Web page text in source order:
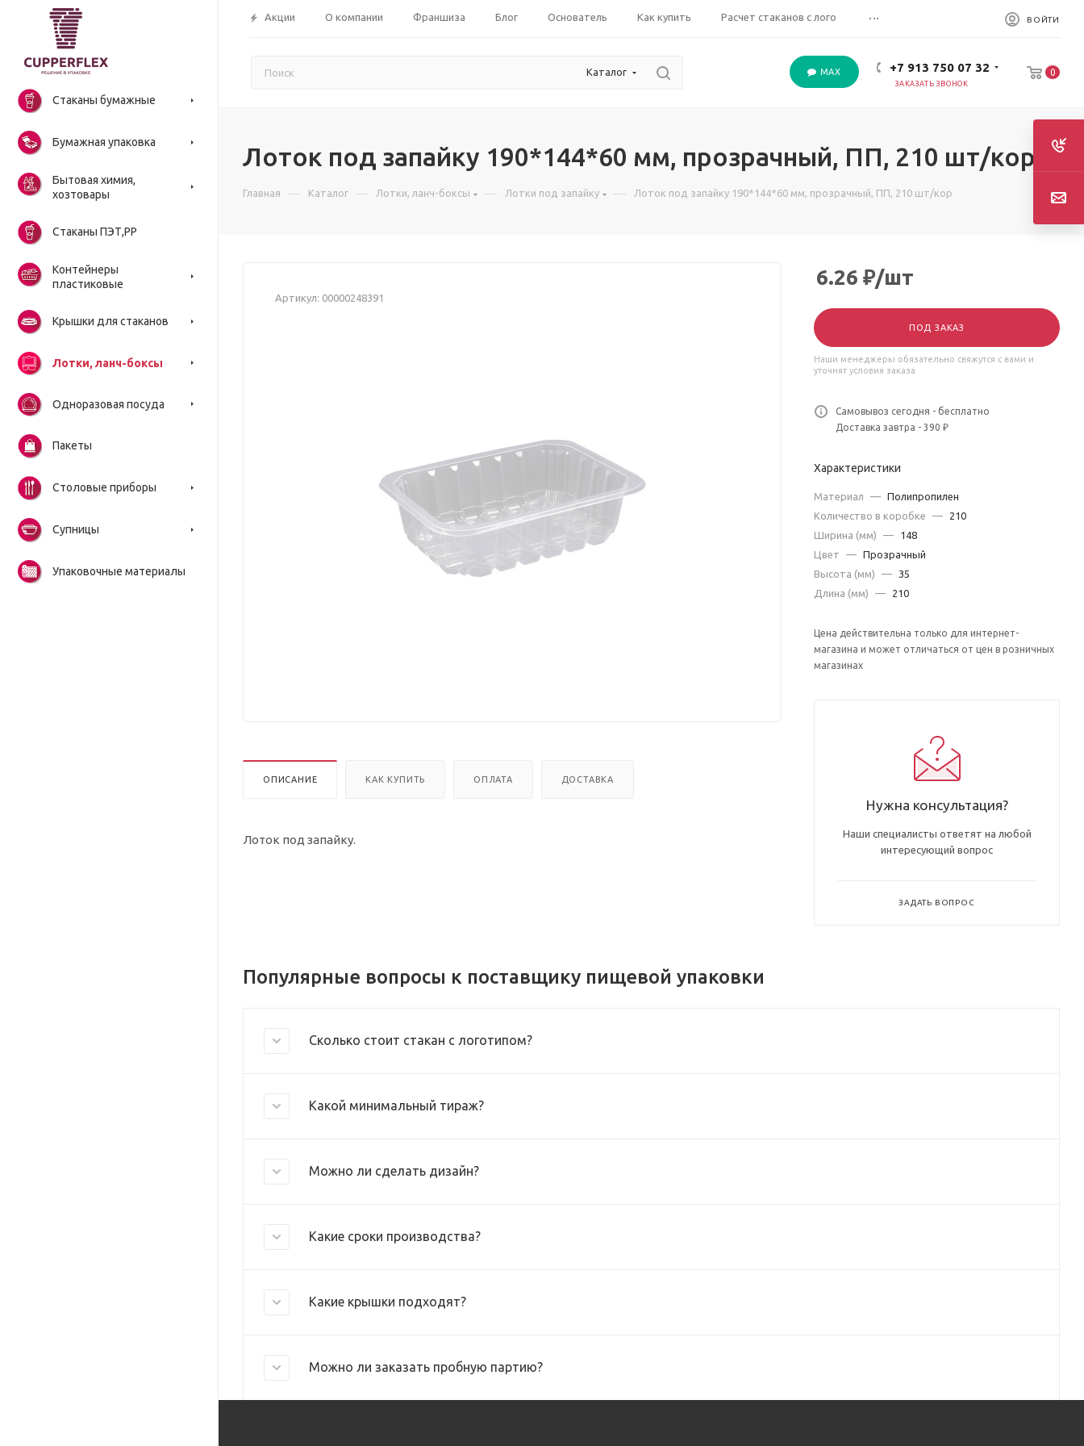
Акции О компании Франшиза Блог Основатель Как купить Расчет стаканов с лого ... ВОЙТИ
Каталог MAX +7 913 750 07 32
ЗАКАЗАТЬ ЗВОНОК
0
Стаканы бумажные
Бумажная упаковка
Бытовая химия,
хозтовары
Стаканы ПЭТ,РР
Контейнеры
пластиковые
Крышки для стаканов
Лотки, ланч-боксы
Одноразовая посуда
Пакеты
Столовые приборы
Супницы
Упаковочные материалы
Лоток под запайку 190*144*60 мм, прозрачный, ПП, 210 шт/кор
Главная — Каталог — Лотки, ланч-боксы — Лотки под запайку — Лоток под запайку 190*144*60 мм, прозрачный, ПП, 210 шт/кор
Артикул: 00000248391
ОПИСАНИЕ КАК КУПИТЬ ОПЛАТА ДОСТАВКА
Лоток под запайку.
6.26 ₽/шт
ПОД ЗАКАЗ
Наши менеджеры обязательно свяжутся с вами и
уточнят условия заказа
Самовывоз сегодня - бесплатно
Доставка завтра - 390 ₽
Характеристики
Материал — Полипропилен
Количество в коробке
—
210
Ширина (мм)
—
148
Цвет
— Прозрачный
Высота (мм)
—
35
Длина (мм)
— 210
Цена действительна только для интернет-
магазина и может отличаться от цен в розничных
магазинах
Нужна консультация?
Наши специалисты ответят на любой
интересующий вопрос
ЗАДАТЬ ВОПРОС
Популярные вопросы к поставщику пищевой упаковки
Сколько стоит стакан с логотипом?
Какой минимальный тираж?
Можно ли сделать дизайн?
Какие сроки производства?
Какие крышки подходят?
Можно ли заказать пробную партию?